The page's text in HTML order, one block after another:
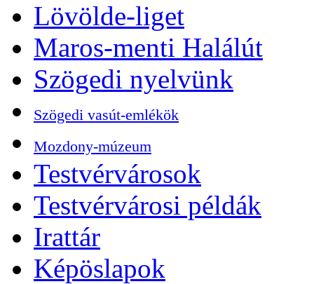
Lövölde-liget
Maros-menti Halálút
Szögedi nyelvünk
Szögedi vasút-emlékök
Mozdony-múzeum
Testvérvárosok
Testvérvárosi példák
Irattár
Képöslapok